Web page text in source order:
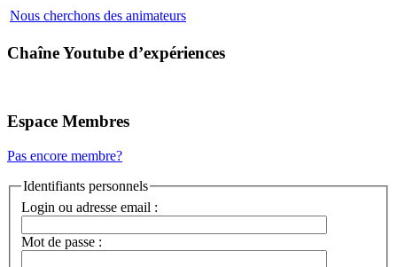
Nous cherchons des animateurs
Chaîne Youtube d’expériences
Espace Membres
Pas encore membre?
Identifiants personnels
Login ou adresse email :
Mot de passe :